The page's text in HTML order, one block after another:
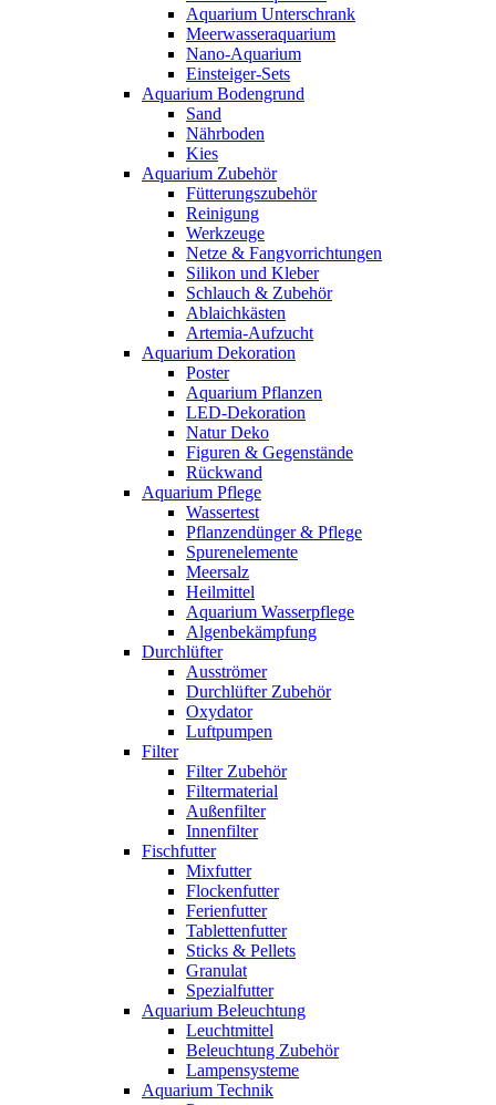
Aquarium Unterschrank
Meerwasseraquarium
Nano-Aquarium
Einsteiger-Sets
Aquarium Bodengrund
Sand
Nährboden
Kies
Aquarium Zubehör
Fütterungszubehör
Reinigung
Werkzeuge
Netze & Fangvorrichtungen
Silikon und Kleber
Schlauch & Zubehör
Ablaichkästen
Artemia-Aufzucht
Aquarium Dekoration
Poster
Aquarium Pflanzen
LED-Dekoration
Natur Deko
Figuren & Gegenstände
Rückwand
Aquarium Pflege
Wassertest
Pflanzendünger & Pflege
Spurenelemente
Meersalz
Heilmittel
Aquarium Wasserpflege
Algenbekämpfung
Durchlüfter
Ausströmer
Durchlüfter Zubehör
Oxydator
Luftpumpen
Filter
Filter Zubehör
Filtermaterial
Außenfilter
Innenfilter
Fischfutter
Mixfutter
Flockenfutter
Ferienfutter
Tablettenfutter
Sticks & Pellets
Granulat
Spezialfutter
Aquarium Beleuchtung
Leuchtmittel
Beleuchtung Zubehör
Lampensysteme
Aquarium Technik